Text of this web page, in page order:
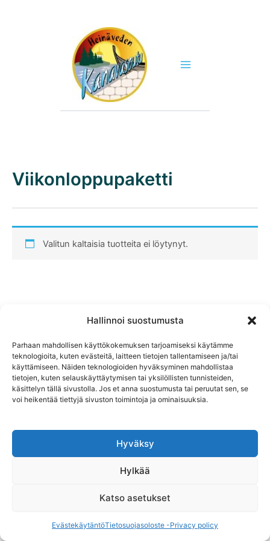
Hallinnoi suostumusta
Parhaan mahdollisen käyttökokemuksen tarjoamiseksi käytämme
teknologioita, kuten evästeitä, laitteen tietojen tallentamiseen ja/tai
käyttämiseen. Näiden teknologioiden hyväksyminen mahdollistaa
tietojen, kuten selauskäyttäytymisen tai yksilöllisten tunnisteiden,
käsittelyn tällä sivustolla. Jos et anna suostumusta tai peruutat sen, se
voi heikentää tiettyjä sivuston toimintoja ja ominaisuuksia.
Hyväksy
Hylkää
Katso asetukset
EvästekäytäntöTietosuojasoloste -Privacy policy
Viikonloppupaketti
Valitun kaltaisia tuotteita ei löytynyt.
Ilmoittaudu
Yhteystiedot
Evästekäytäntö (EU)
Tietosuojasoloste -Privacy policy